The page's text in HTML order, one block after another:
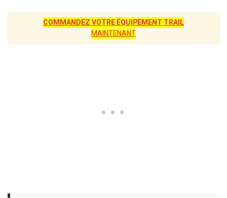
COMMANDEZ VOTRE ÉQUIPEMENT TRAIL
MAINTENANT